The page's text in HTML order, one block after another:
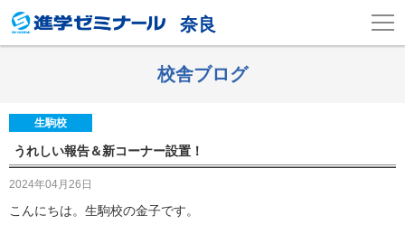
奈良
校舎ブログ
生駒校
うれしい報告＆新コーナー設置！
2024年04月26日
こんにちは。生駒校の金子です。